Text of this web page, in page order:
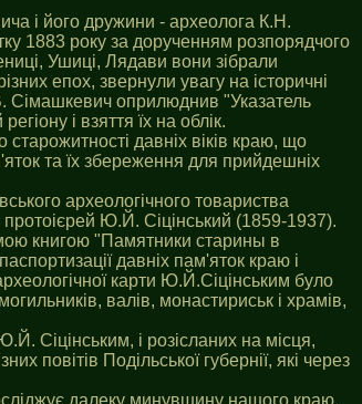
і його дружини - археолога К.Н.
1883 року за дорученням розпорядчого
Ушиці, Лядави вони зібрали
епох, звернули увагу на історичні
Сімашкевич оприлюднив "Указатель
і взяття їх на облік.
старожитності давніх віків краю, що
та їх збереження для прийдешніх
археологічного товариства
протоієрей Ю.Й. Сіцінський (1859-1937).
книгою "Памятники старины в
давніх пам'яток краю і
карти Ю.Й.Сіцінським було
валів, монастириськ і храмів,
Сіцінським, і розісланих на місця,
повітів Подільської губернії, які через
далеку минувшину нашого краю,